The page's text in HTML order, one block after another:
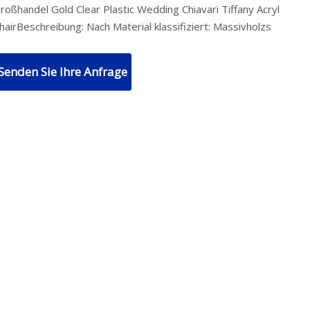
Gold Clear Plastic Wedding Chiavari Tiffany Acryl
Nach Material klassifiziert: Massivholzs
Sie Ihre Anfrage